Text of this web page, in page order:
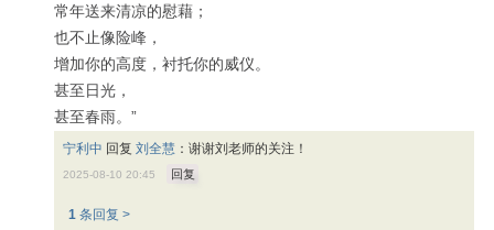
常年送来清凉的慰藉；
也不止像险峰，
增加你的高度，衬托你的威仪。
甚至日光，
甚至春雨。”
宁利中 回复刘全慧 ：谢谢刘老师的关注！
2025-08-10 20:45 回复
1条回复 >